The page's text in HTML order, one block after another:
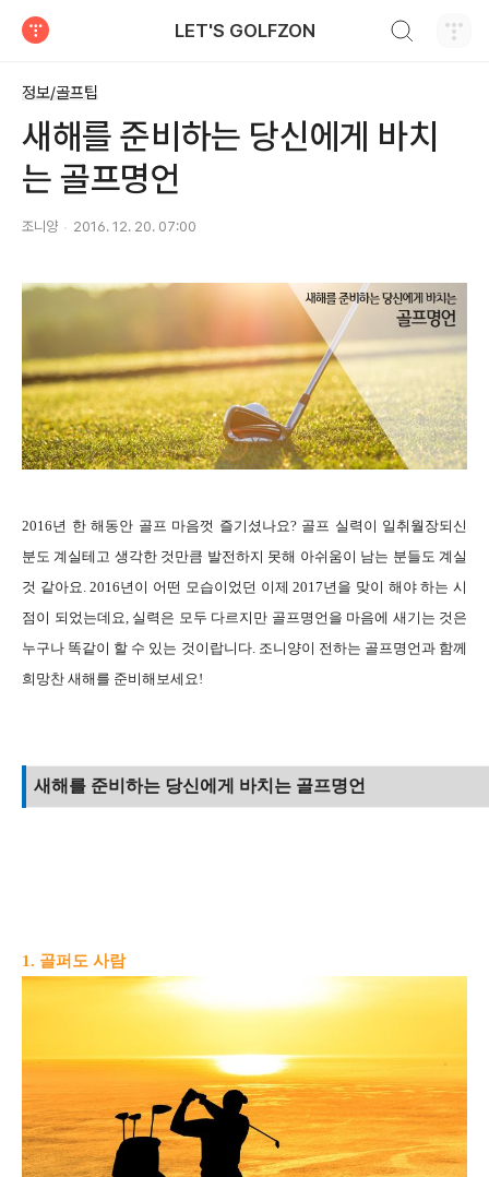
LET'S GOLFZON
정보/골프팁
새해를 준비하는 당신에게 바치
는 골프명언
조니양 2016. 12. 20. 07:00
2016년 한 해동안 골프 마음껏 즐기셨나요? 골프 실 력이 일취월장되신
분도 계실테고 생각한 것만큼 발전하지 못해 아쉬움이 남는 분들도 계실
것 같아요. 2016년이 어떤 모습이었던 이제 2017년을 맞이 해야 하는 시
점이 되었는데요, 실력은 모두 다르지만 골프명언을 마음에 새기는 것은
누구나 똑같이 할 수 있는 것이랍니다. 조니양이 전하는 골프명언과 함께
희망찬 새해를 준비해보세요!
새해를 준비하는 당신에게 바치는 골프명언
1. 골퍼도 사람